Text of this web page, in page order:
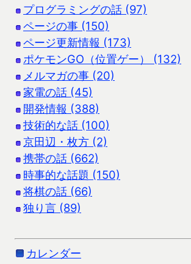
プログラミングの話 (97)
ページの事 (150)
ページ更新情報 (173)
ポケモンGO（位置ゲー） (132)
メルマガの事 (20)
家電の話 (45)
開発情報 (388)
技術的な話 (100)
京田辺・枚方 (2)
携帯の話 (662)
時事的な話題 (150)
将棋の話 (66)
独り言 (89)
カレンダー